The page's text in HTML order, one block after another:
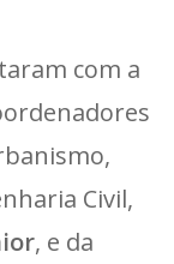
com a
Civil,
, e da